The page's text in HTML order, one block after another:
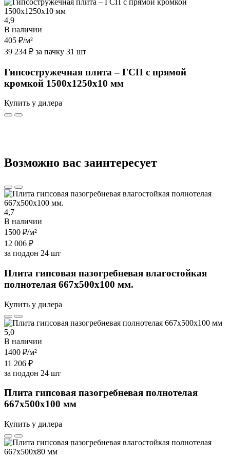
4,9
В наличии
405 ₽/м²
39 234 ₽ за пачку 31 шт
Гипсостружечная плита – ГСП с прямой
кромкой 1500х1250х10 мм
Купить у дилера
Возможно вас заинтересует
4,7
В наличии
1500 ₽/м²
12 006 ₽
за поддон 24 шт
Плита гипсовая пазогребневая влагостойкая
полнотелая 667х500х100 мм.
Купить у дилера
5,0
В наличии
1400 ₽/м²
11 206 ₽
за поддон 24 шт
Плита гипсовая пазогребневая полнотелая
667х500х100 мм
Купить у дилера